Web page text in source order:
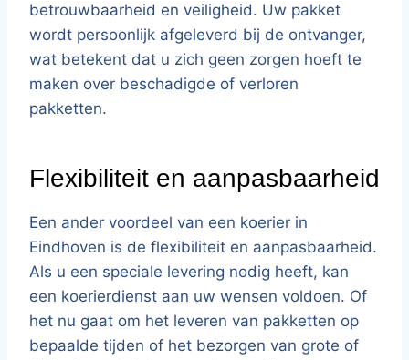
betrouwbaarheid en veiligheid. Uw pakket
wordt persoonlijk afgeleverd bij de ontvanger,
wat betekent dat u zich geen zorgen hoeft te
maken over beschadigde of verloren
pakketten.
Flexibiliteit en aanpasbaarheid
Een ander voordeel van een koerier in
Eindhoven is de flexibiliteit en aanpasbaarheid.
Als u een speciale levering nodig heeft, kan
een koerierdienst aan uw wensen voldoen. Of
het nu gaat om het leveren van pakketten op
bepaalde tijden of het bezorgen van grote of